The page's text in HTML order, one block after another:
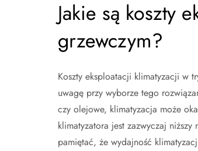
Jakie są koszty
grzewczym?
Koszty eksploatacji klimatyzacji w
uwagę przy wyborze tego
czy olejowe, klimatyzacja może
klimatyzatora jest zazwyczaj
pamiętać, że wydajność